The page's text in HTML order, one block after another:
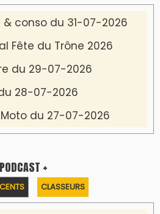
conso du 31-07-2026
Fête du Trône 2026
du 29-07-2026
28-07-2026
du 27-07-2026
PODCAST +
CLASSEURS